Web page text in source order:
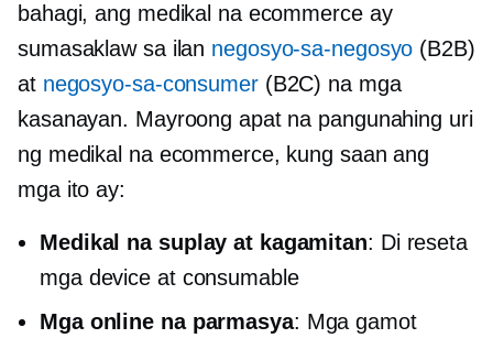
bahagi, ang medikal na ecommerce ay
sumasaklaw sa ilan negosyo-sa-negosyo (B2B)
at negosyo-sa-consumer(B2C) na mga
kasanayan. Mayroong apat na pangunahing uri
ng medikal na ecommerce, kung saan ang
mga ito ay:
Medikal na suplay at kagamitan: Di reseta
mga device at consumable
Mga online na parmasya: Mga gamot